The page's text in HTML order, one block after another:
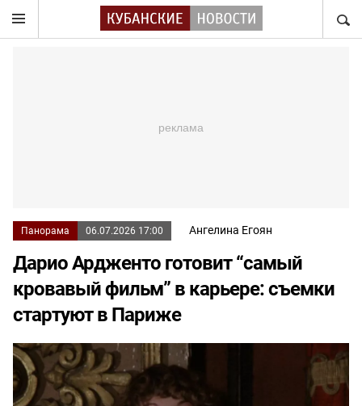
Панорама 06.07.2026 17:00 Ангелина Егоян
Дарио Ардженто готовит “самый
кровавый фильм” в карьере: съемки
стартуют в Париже